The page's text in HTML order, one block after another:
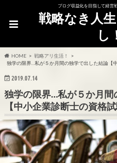
ブログ収益化を目指して経営
戦略なき人
し
HOME
戦略アリ生活！
独学の限界…私が５か月間の独学で出した結論【
2019.07.14
独学の限界…私が５か月間
【中小企業診断士の資格試